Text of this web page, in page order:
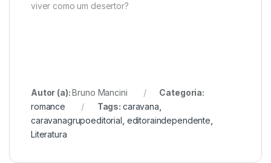
viver como um desertor?
Autor (a):Bruno Mancini
Categoria:
romance
Tags: caravana
caravanagrupoeditorial editoraindependente
Literatura